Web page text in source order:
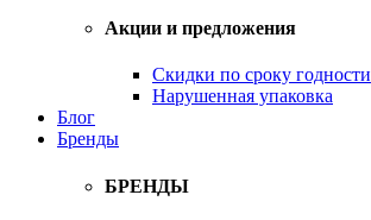
Акции и предложения
Скидки по сроку годности
Нарушенная упаковка
Блог
Бренды
БРЕНДЫ